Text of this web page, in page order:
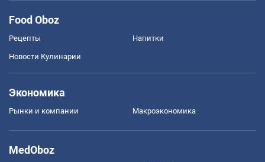
Food Oboz
Рецепты Напитки
Новости Кулинарии
Экономика
Рынки и компании Mакроэкономика
MedOboz